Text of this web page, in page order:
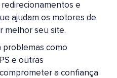
e
ajudam os motores de
melhor seu site.
problemas como
e outras
a confiança